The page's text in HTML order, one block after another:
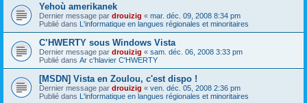
Yehoù amerikanek
Dernier message par drouizig « mar. déc. 09, 2008 8:34 pm
Publié dans L'informatique en langues régionales et minoritaires
C’HWERTY sous Windows Vista
Dernier message par drouizig « sam. déc. 06, 2008 3:33 pm
Publié dans Ar c'hlavier C'HWERTY
[MSDN] Vista en Zoulou, c'est dispo !
Dernier message par drouizig « ven. déc. 05, 2008 2:36 pm
Publié dans L'informatique en langues régionales et minoritaires